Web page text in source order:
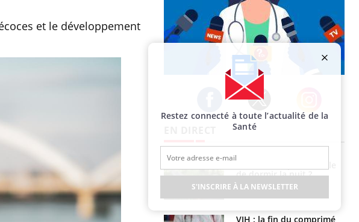
et le développement
Facebook Twitter Instagram
West Nile : que se passe-
t-il dans le sud de la
France ?
Les médicaments GLP-1
de dormir la nuit ?
VIH : la fin du comprimé
Restez connecté à toute l’actualité de la
Santé
S'INSCRIRE À LA NEWSLETTER